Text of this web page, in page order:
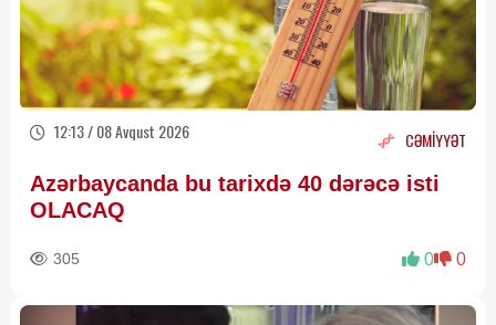
12:13 / 08 Avqust 2026 CƏMİYYƏT
Azərbaycanda bu tarixdə 40 dərəcə isti
OLACAQ
305 0 0